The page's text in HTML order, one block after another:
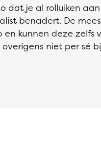
dat je al rolluiken
benadert. De
en kunnen deze zelfs
niet per sé